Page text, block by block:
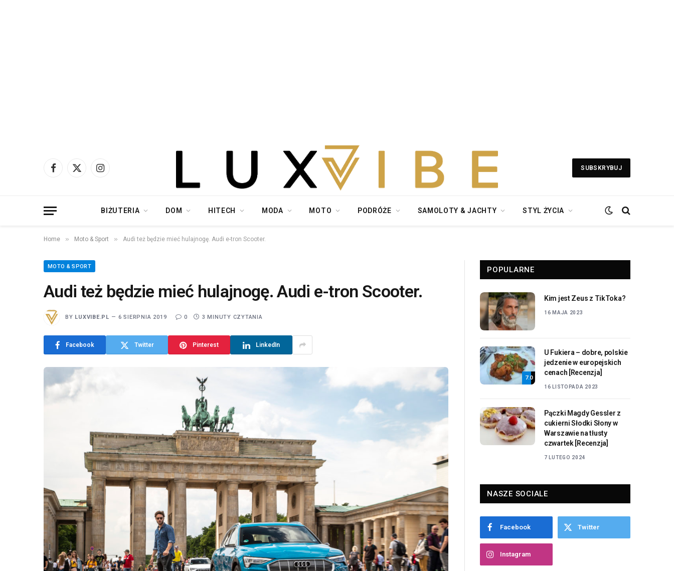
Facebook
X
Instagram
SUBSKRYBUJ
BIŻUTERIA DOM HITECH MODA MOTO PODRÓŻE SAMOLOTY & JACHTY STYL ŻYCIA
Home » Moto & Sport » Audi też będzie mieć hulajnogę. Audi e-tron Scooter.
MOTO & SPORT
Audi też będzie mieć hulajnogę. Audi e-tron Scooter.
BY LUXVIBE.PL 6 SIERPNIA 2019 0 3 MINUTY CZYTANIA
Facebook Twitter Pinterest LinkedIn
POPULARNE
Kim jest Zeus z TikToka?
16 MAJA 2023
7.0
U Fukiera – dobre, polskie
jedzenie w europejskich
cenach [Recenzja]
16 LISTOPADA 2023
Pączki Magdy Gessler z
cukierni Słodki Słony w
Warszawie na tłusty
czwartek [Recenzja]
7 LUTEGO 2024
NASZE SOCIALE
Facebook Twitter
Instagram